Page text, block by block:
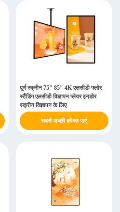
पूर्ण स्क्रीन 75" 85" 4K एलसीडी फ्लोर
स्टैंडिंग एलसीडी विज्ञापन प्लेयर इनडोर
स्क्रीन विज्ञापन के लिए
सबसे अच्छी कीमत पाएं